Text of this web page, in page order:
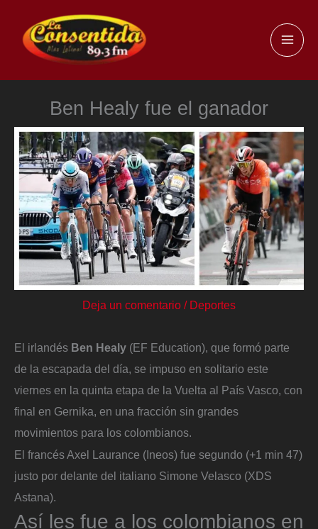
contenido
Ben Healy fue el ganador
Deja un comentario / Deportes
El irlandés Ben Healy (EF Education), que formó parte
de la escapada del día, se impuso en solitario este
viernes en la quinta etapa de la Vuelta al País Vasco, con
final en Gernika, en una fracción sin grandes
movimientos para los colombianos.
El francés Axel Laurance (Ineos) fue segundo (+1 min 47)
justo por delante del italiano Simone Velasco (XDS
Astana).
Así les fue a los colombianos en